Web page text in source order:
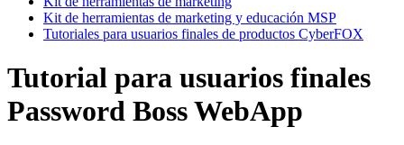
Kit de herramientas de marketing y educación MSP
Tutoriales para usuarios finales de productos CyberFOX
Tutorial para usuarios finales
Password Boss WebApp